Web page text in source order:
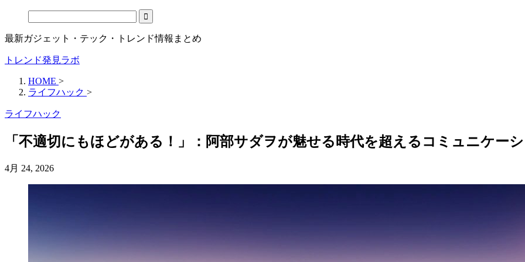
最新ガジェット・テック・トレンド情報まとめ
トレンド発見ラボ
HOME >
ライフハック >
ライフハック
「不適切にもほどがある！」：阿部サダヲが魅せる時代を超えるコミュニケー
4月 24, 2026